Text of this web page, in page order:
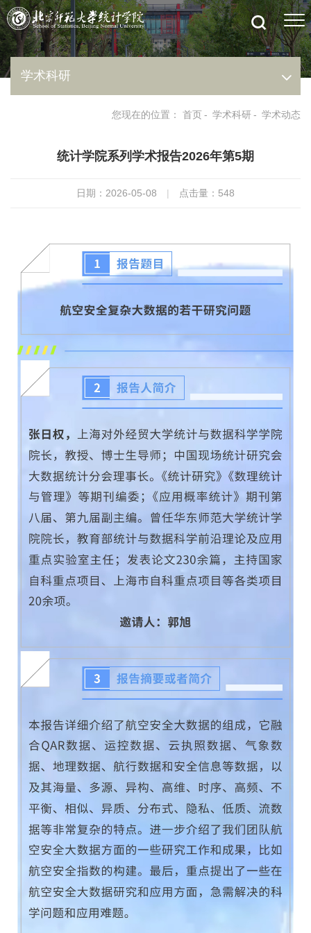
学术科研
您现在的位置： 首页- 学术科研- 学术动态
统计学院系列学术报告2026年第5期
日期：2026-05-08 | 点击量： 548